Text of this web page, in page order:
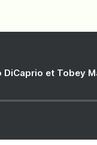
DiCaprio et Tobey